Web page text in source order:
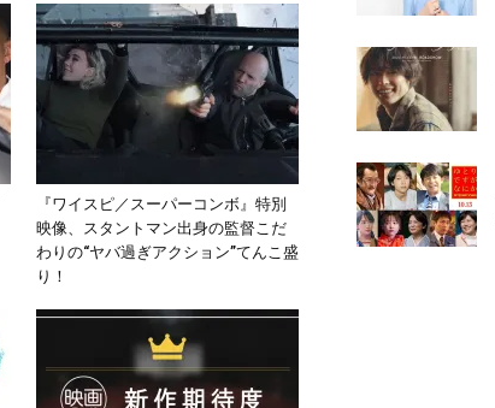
『ワイスピ／スーパーコンボ』特別
映像、スタントマン出身の監督こだ
わりの“ヤバ過ぎアクション”てんこ盛
り！